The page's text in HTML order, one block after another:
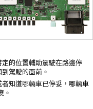
的位置輔助駕駛在路邊停
駕駛的面前。
知道哪輛車已停妥，哪輛車
。